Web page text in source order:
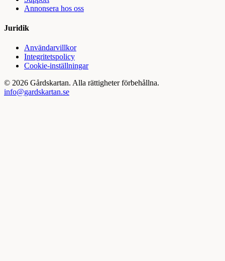
Annonsera hos oss
Juridik
Användarvillkor
Integritetspolicy
Cookie-inställningar
© 2026 Gårdskartan. Alla rättigheter förbehållna.
info@gardskartan.se